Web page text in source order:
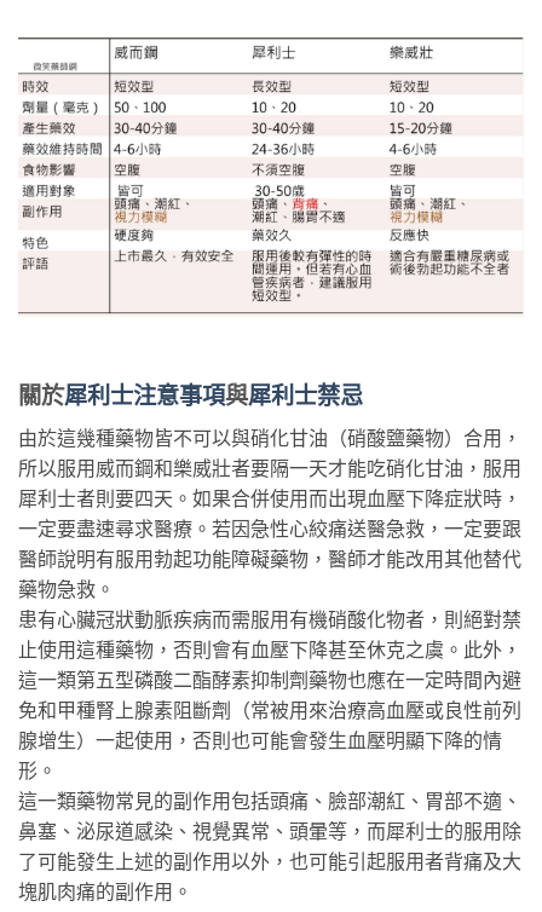
關於犀利士注意事項與犀利士禁忌
由於這幾種藥物皆不可以與硝化甘油（硝酸鹽藥物）合用，
所以服用威而鋼和樂威壯者要隔一天才能吃硝化甘油，服用
犀利士者則要四天。如果合併使用而出現血壓下降症狀時，
一定要盡速尋求醫療。若因急性心絞痛送醫急救，一定要跟
醫師說明有服用勃起功能障礙藥物，醫師才能改用其他替代
藥物急救。
患有心臟冠狀動脈疾病而需服用有機硝酸化物者，則絕對禁
止使用這種藥物，否則會有血壓下降甚至休克之虞。此外，
這一類第五型磷酸二酯酵素抑制劑藥物也應在一定時間內避
免和甲種腎上腺素阻斷劑（常被用來治療高血壓或良性前列
腺增生）一起使用，否則也可能會發生血壓明顯下降的情
形。
這一類藥物常見的副作用包括頭痛、臉部潮紅、胃部不適、
鼻塞、泌尿道感染、視覺異常、頭暈等，而犀利士的服用除
了可能發生上述的副作用以外，也可能引起服用者背痛及大
塊肌肉痛的副作用。